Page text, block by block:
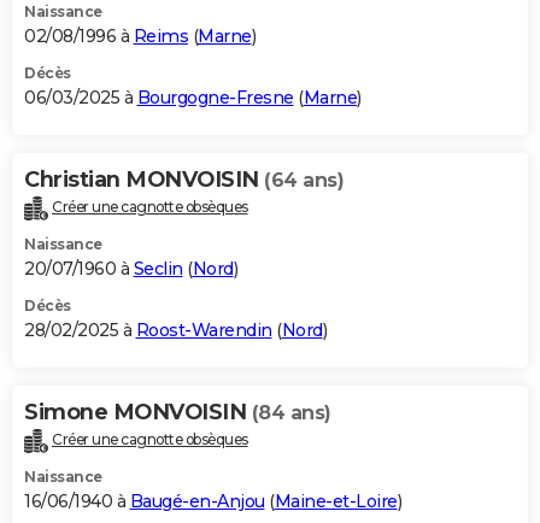
Naissance
02/08/1996 à Reims (Marne)
Décès
06/03/2025 à Bourgogne-Fresne (Marne)
Christian MONVOISIN (64 ans)
Créer une cagnotte obsèques
Naissance
20/07/1960 à Seclin (Nord)
Décès
28/02/2025 à Roost-Warendin (Nord)
Simone MONVOISIN (84 ans)
Créer une cagnotte obsèques
Naissance
16/06/1940 à Baugé-en-Anjou (Maine-et-Loire)